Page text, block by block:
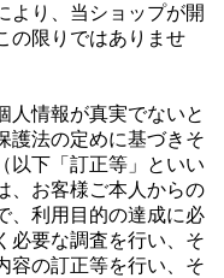
より、当ショップが開
の限りではありませ
人情報が真実でないと
護法の定めに基づきそ
以下「訂正等」といい
、お客様ご本人からの
、利用目的の達成に必
必要な調査を行い、そ
容の訂正等を行い、そ